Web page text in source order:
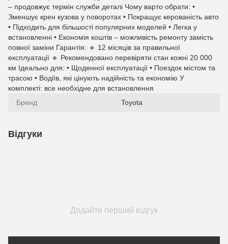
– продовжує термін служби деталі Чому варто обрати: •
Зменшує крен кузова у поворотах • Покращує керованість авто
• Підходить для більшості популярних моделей • Легка у
встановленні • Економія коштів – можливість ремонту замість
повної заміни Гарантія: 🔹 12 місяців за правильної
експлуатації 🔹 Рекомендовано перевіряти стан кожні 20 000
км Ідеально для: • Щоденної експлуатації • Поездок містом та
трасою • Водіїв, які цінують надійність та економію У
комплекті: все необхідне для встановлення
Бренд
Toyota
Відгуки
Додайте перший відгук